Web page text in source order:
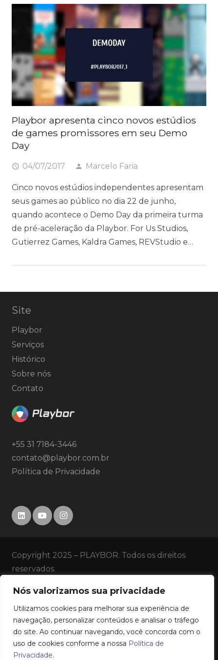
Nós valorizamos sua privacidade
Utilizamos cookies para melhorar sua experiência de
navegação, personalizar conteúdos e analisar o tráfego
do site. Ao continuar navegando, você concorda com o
uso de cookies conforme a nossa Política de
Privacidade.
Playbor apresenta cinco novos estúdios
de games promissores em seu Demo
Day
access_time 04/07/2017 person Marcelo Faria
Cinco novos estúdios independentes apresentam
seus games ao público no dia 22 de junho,
quando acontece o Demo Day da primeira turma
de pré-aceleração da Playbor. For Us Studios,
Gutierrez Games, Kaldra Games, REVStudio e…
Site
Playbor
Serviços
Histórico
Sobre nós
Contato
+55 31 7184-3446
contato@playbor.com.br
Política de Privacidade
Copyright 2025 – PLAYBOR. Todos os direitos
reservados.
HISTÓRICO